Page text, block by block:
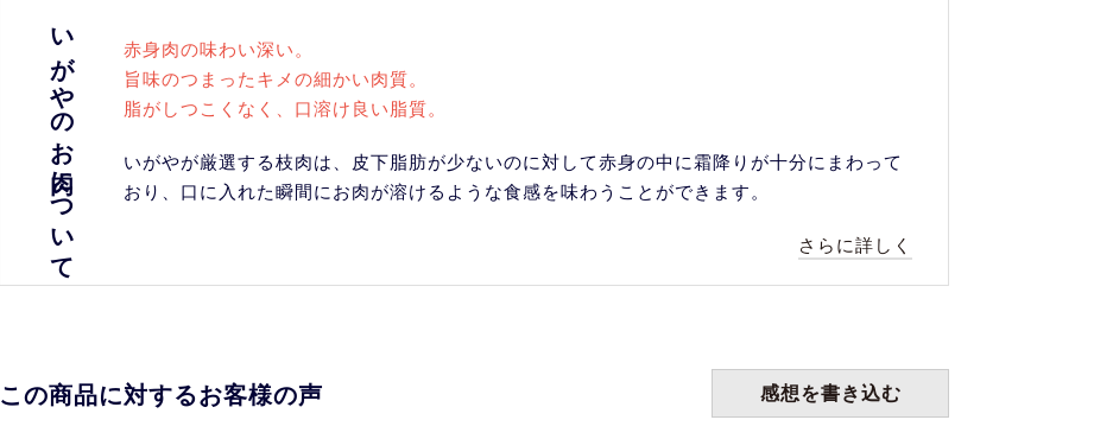
いがやのお肉について
赤身肉の味わい深い。
旨味のつまったキメの細かい肉質。
脂がしつこくなく、口溶け良い脂質。
いがやが厳選する枝肉は、皮下脂肪が少ないのに対して赤身の中に霜降りが十分にまわって
おり、口に入れた瞬間にお肉が溶けるような食感を味わうことができます。
さらに詳しく
この商品に対するお客様の声 感想を書き込む